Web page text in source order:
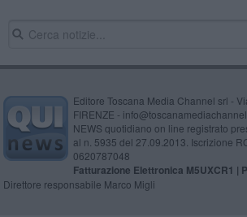
Editore Toscana Media Channel srl -
FIRENZE -
NEWS quotidiano on line registrato
al n. 5935 del 27.09.2013. Iscrizione
0620787048
Fatturazione Elettronica M5UXCR1 |
Direttore responsabile Marco Migli